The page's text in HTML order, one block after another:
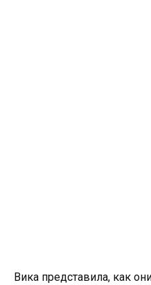
Вика представила, как